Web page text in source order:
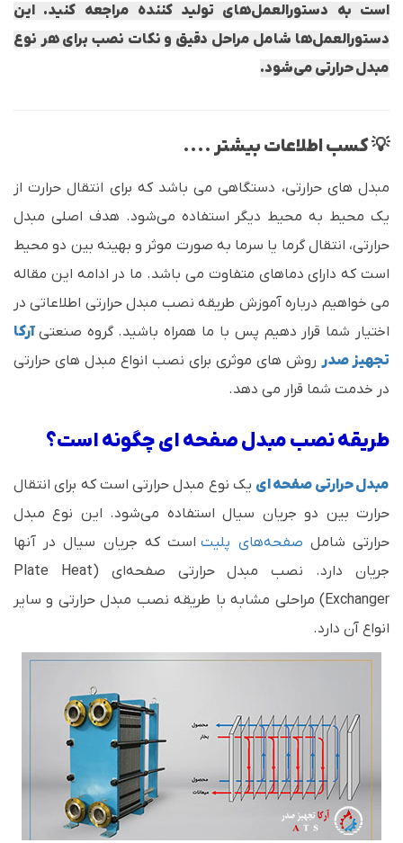
است به دستورالعمل‌های تولید کننده مراجعه کنید. این
دستورالعمل‌ها شامل مراحل دقیق و نکات نصب برای هر نوع
مبدل حرارتی می‌شود.
💡 کسب اطلاعات بیشتر ....
مبدل های حرارتی، دستگاهی می باشد که برای انتقال حرارت از
یک محیط به محیط دیگر استفاده می‌شود. هدف اصلی مبدل
حرارتی، انتقال گرما یا سرما به صورت موثر و بهینه بین دو محیط
است که دارای دماهای متفاوت می باشد. ما در ادامه این مقاله
می خواهیم درباره آموزش طریقه نصب مبدل حرارتی اطلاعاتی در
اختیار شما قرار دهیم پس با ما همراه باشید. گروه صنعتی آرکا
تجهیز صدر روش های موثری برای نصب انواع مبدل های حرارتی
در خدمت شما قرار می دهد.
طریقه نصب مبدل صفحه ای چگونه است؟
مبدل حرارتی صفحه ای یک نوع مبدل حرارتی است که برای انتقال
حرارت بین دو جریان سیال استفاده می‌شود. این نوع مبدل
حرارتی شامل صفحه‌های پلیتاست که جریان سیال در آنها
جریان دارد. نصب مبدل حرارتی صفحه‌ای (Plate Heat
Exchanger) مراحلی مشابه با طریقه نصب مبدل حرارتی و سایر
انواع آن دارد.